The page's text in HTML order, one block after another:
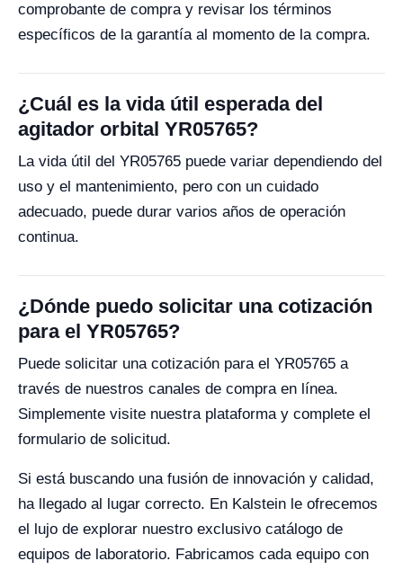
comprobante de compra y revisar los términos
específicos de la garantía al momento de la compra.
¿Cuál es la vida útil esperada del
agitador orbital YR05765?
La vida útil del YR05765 puede variar dependiendo del
uso y el mantenimiento, pero con un cuidado
adecuado, puede durar varios años de operación
continua.
¿Dónde puedo solicitar una cotización
para el YR05765?
Puede solicitar una cotización para el YR05765 a
través de nuestros canales de compra en línea.
Simplemente visite nuestra plataforma y complete el
formulario de solicitud.
Si está buscando una fusión de innovación y calidad,
ha llegado al lugar correcto. En Kalstein le ofrecemos
el lujo de explorar nuestro exclusivo catálogo de
equipos de laboratorio. Fabricamos cada equipo con